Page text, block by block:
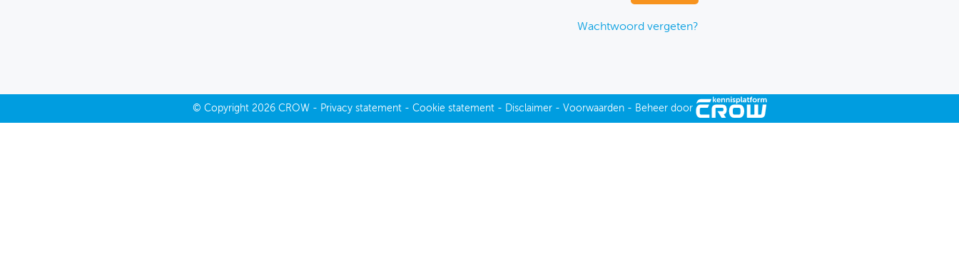
Wachtwoord vergeten?
© Copyright2026 CROW - Privacy statement- Cookie statement- Disclaimer- Voorwaarden - Beheer door